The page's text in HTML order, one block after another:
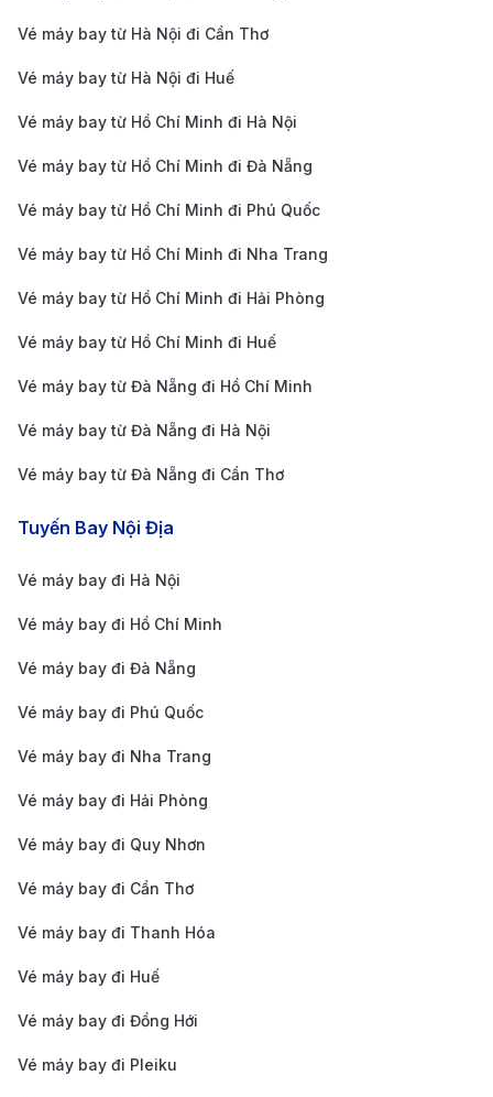
ra suôn sẻ (Nguồn: Internet)
Đểchuyến bay từ Fukushima đến Hà Nội
Hồ sơ visa Việt Nam
Các loại visa phổ biến tại Việt Nam gồm:
Visa công tác:Dành cho người nước ngoài đến
Việt Nam để làm việc, dự án, hội nghị hoặc hoạt
động kinh doanh.
đang sinh sống tại Việt Nam, nhằm mục đích đoàn
tụ hoặc thăm nom.
quan, khám phá Việt Nam; không áp dụng cho mục
đích lao động.
Khi làm hồ sơ xin visa Việt Nam, bạn cần chuẩn bị
từ ngày nhập cảnh.
Ảnh chân dung:Kích thước 4x6, nền trắng, chuẩn
bị cả bản in và bản điện tử.
Tờ khai xin visa:
Biên nhận lệ phí:
phí xin visa.
Giấy tờ cá nhân:Có thể bao gồm căn cước công
Vé máy bay từ Hà Nội đi Cần Thơ
Vé máy bay từ Hà Nội đi Huế
Vé máy bay từ Hồ Chí Minh đi Hà Nội
Vé máy bay từ Hồ Chí Minh đi Đà Nẵng
Vé máy bay từ Hồ Chí Minh đi Phú Quốc
Vé máy bay từ Hồ Chí Minh đi Nha Trang
Vé máy bay từ Hồ Chí Minh đi Hải Phòng
Vé máy bay từ Hồ Chí Minh đi Huế
Vé máy bay từ Đà Nẵng đi Hồ Chí Minh
Vé máy bay từ Đà Nẵng đi Hà Nội
Vé máy bay từ Đà Nẵng đi Cần Thơ
Tuyến Bay Nội Địa
Vé máy bay đi Hà Nội
Vé máy bay đi Hồ Chí Minh
Vé máy bay đi Đà Nẵng
Vé máy bay đi Phú Quốc
Vé máy bay đi Nha Trang
Vé máy bay đi Hải Phòng
Vé máy bay đi Quy Nhơn
Vé máy bay đi Cần Thơ
Vé máy bay đi Thanh Hóa
Vé máy bay đi Huế
Vé máy bay đi Đồng Hới
Vé máy bay đi Pleiku